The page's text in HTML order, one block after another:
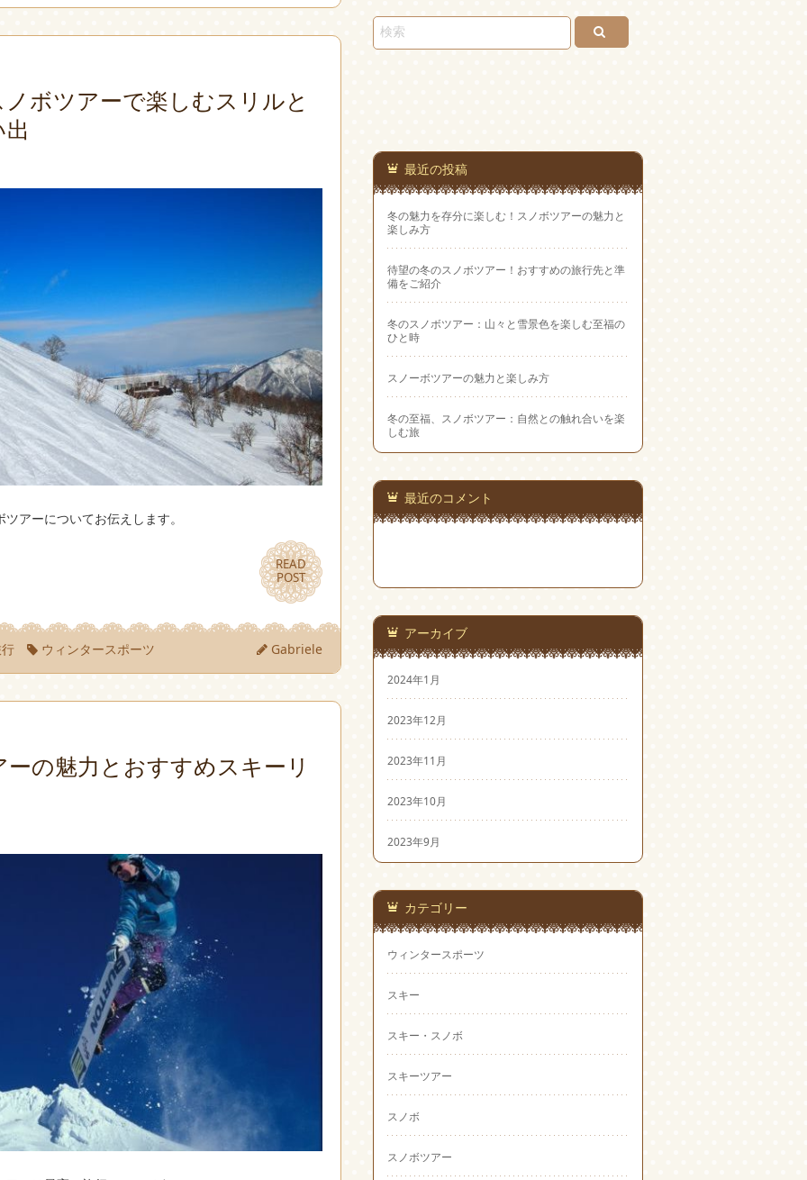
ボツアーで楽しむスリルと
アーについてお伝えします。
READ
POST
READ
POST
ウィンタースポーツ Gabriele
の魅力とおすすめスキーリ
い合
わせ
最近の投稿
冬の魅力を存分に楽しむ！スノボツアーの魅力と
楽しみ方
待望の冬のスノボツアー！おすすめの旅行先と準
備をご紹介
冬のスノボツアー：山々と雪景色を楽しむ至福の
ひと時
スノーボツアーの魅力と楽しみ方
冬の至福、スノボツアー：自然との触れ合いを楽
しむ旅
最近のコメント
アーカイブ
2024年1月
2023年12月
2023年11月
2023年10月
2023年9月
カテゴリー
ウィンタースポーツ
スキー
スキー・スノボ
スキーツアー
スノボ
スノボツアー